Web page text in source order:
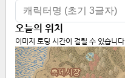
오늘의 위치
이미지 로딩 시간이 걸릴 수 있습니다.